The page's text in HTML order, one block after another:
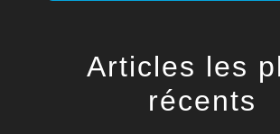
Articles les
récents